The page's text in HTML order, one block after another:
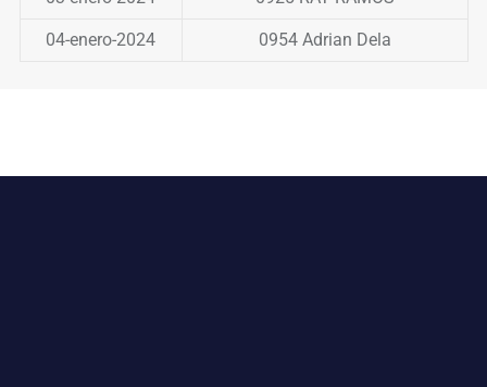
04-enero-2024 0954 Adrian Dela